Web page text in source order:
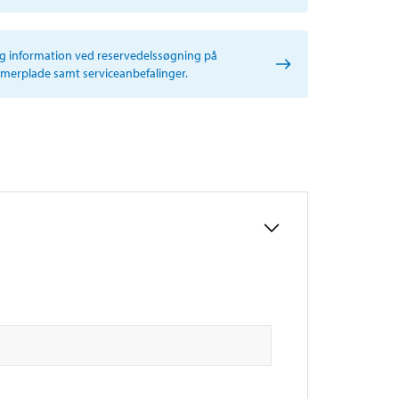
information ved reservedelssøgning på
samt serviceanbefalinger.